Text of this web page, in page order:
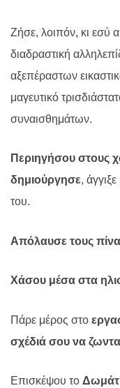
Ζήσε, λοιπόν, κι εσύ
διαδραστική
αξεπέραστων
μαγευτικό
συναισθημάτων.
Περιηγήσου στους
δημιούργησε,
του.
Απόλαυσε τους
Χάσου μέσα στα
Πάρε μέρος στο
σχέδιά σου να
Επισκέψου το